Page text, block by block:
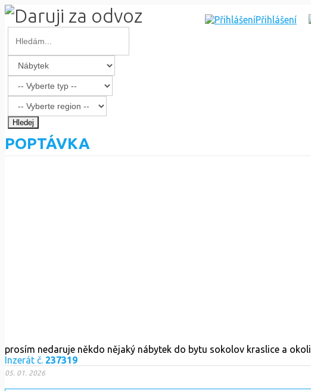
Přihlášení
Hledej
POPTÁVKA
prosím nedaruje někdo nějaký nábytek do bytu sokolov kraslice a okoli
Inzerát č. 237319
05. 01. 2026